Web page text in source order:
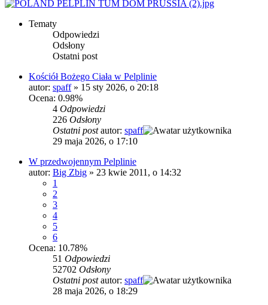
Tematy
Odpowiedzi
Odsłony
Ostatni post
Kościół Bożego Ciała w Pelplinie
autor: spaff» 15 sty 2026, o 20:18
Ocena: 0.98%
4 Odpowiedzi
226 Odsłony
Ostatni postautor: spaff
29 maja 2026, o 17:10
W przedwojennym Pelplinie
autor: Big Zbig » 23 kwie 2011, o 14:32
1
2
3
4
5
6
Ocena: 10.78%
51 Odpowiedzi
52702 Odsłony
Ostatni postautor: spaff
28 maja 2026, o 18:29